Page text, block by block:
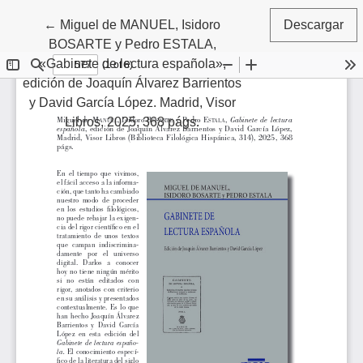
← Volver a los detalles del artículo
Miguel de MANUEL, Isidoro
BOSARTE y Pedro ESTALA,
«Gabinete de lectura española»,
edición de Joaquín Álvarez Barrientos
y David García López. Madrid, Visor
Libros, 2025, 368 págs.
Descargar